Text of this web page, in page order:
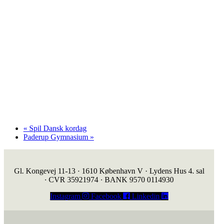
« Spil Dansk kordag
Paderup Gymnasium »
Gl. Kongevej 11-13 · 1610 København V · Lydens Hus 4. sal
· CVR 35921974 · BANK 9570 0114930
Instagram
Facebook Linkedin